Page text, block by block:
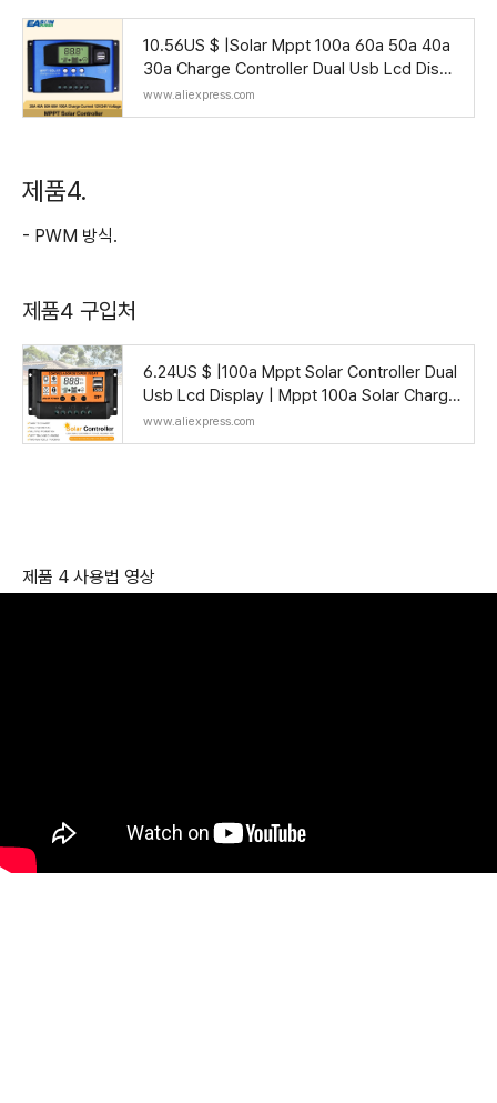
10.56US $ |Solar Mppt 100a 60a 50a 40a
30a Charge Controller Dual Usb Lcd Displ
ay 12v 24v Solar Cell Panel Charger Regul
ator Wit
www.aliexpress.com
제품4.
- PWM 방식.
제품4 구입처
6.24US $ |100a Mppt Solar Controller Dual
Usb Lcd Display | Mppt 100a Solar Charge
Controller - Solar Controllers - Aliexpress
www.aliexpress.com
제품 4 사용법 영상